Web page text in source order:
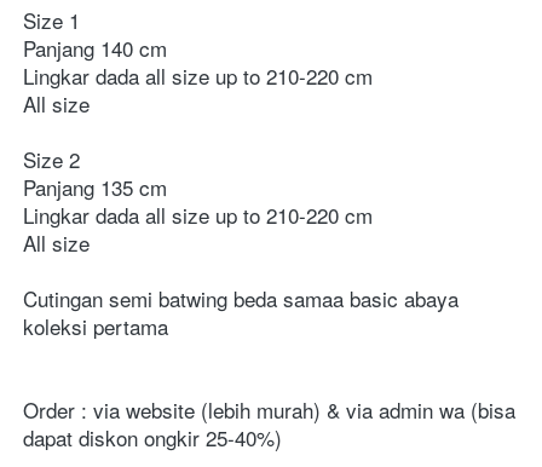
Size 1
Panjang 140 cm
Lingkar dada all size up to 210-220 cm
All size
Size 2
Panjang 135 cm
Lingkar dada all size up to 210-220 cm
All size
Cutingan semi batwing beda samaa basic abaya
koleksi pertama
Order : via website (lebih murah) & via admin wa (bisa
dapat diskon ongkir 25-40%)